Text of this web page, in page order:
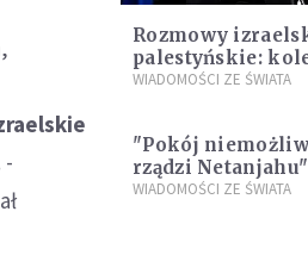
-
Rozmowy
palestyńskie:
WIADOMOŚCI ZE ŚWIATA
"Pokój
rządzi Netanjahu"
WIADOMOŚCI ZE ŚWIATA